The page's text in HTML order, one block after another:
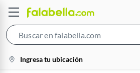
Bar
location-
icon
Ingresa tu ubicación